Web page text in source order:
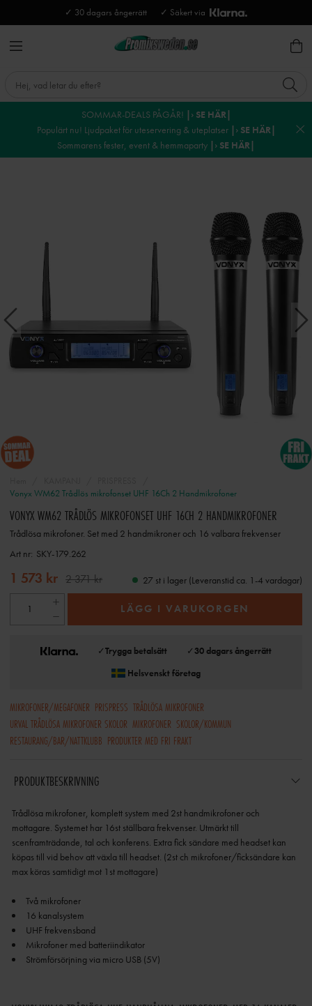
✓ 30 dagars ångerrätt ✓ Säkert via
SOMMAR-DEALS PÅGÅR! |› SE HÄR|
Populärt nu! Ljudpaket för uteservering & uteplatser |› SE HÄR|
Sommarens fester, event & hemmaparty |› SE HÄR|
Vonyx WM62 Trådlös mikrofonset UHF 16Ch 2 Handmikrofoner
VONYX WM62 TRÅDLÖS MIKROFONSET UHF 16CH 2 HANDMIKROFONER
Trådlösa mikrofoner. Set med 2 handmikroner och 16 valbara frekvenser
Art nr: SKY-179.262
1 573 kr 2 371 kr 27 st i lager (Leveranstid ca. 1-4 vardagar)
LÄGG I VARUKORGEN
✓Trygga betalsätt ✓30 dagars ångerrätt
Helsvenskt företag
MIKROFONER/MEGAFONER PRISPRESS TRÅDLÖSA MIKROFONER
URVAL TRÅDLÖSA MIKROFONER SKOLOR MIKROFONER SKOLOR/KOMMUN
RESTAURANG/BAR/NATTKLUBB PRODUKTER MED FRI FRAKT
PRODUKTBESKRIVNING
Trådlösa mikrofoner, komplett system med 2st handmikrofoner och
mottagare. Systemet har 16st ställbara frekvenser. Utmärkt till
scenframträdande, tal och konferens. Extra fick sändare med headset kan
köpas till vid behov att växla till headset. (2st ch mikrofoner/ficksändare kan
max köras samtidigt mot 1st mottagare)
Två mikrofoner
Mikrofoner med batteriindikator
Strömförsörjning via micro USB (5V)